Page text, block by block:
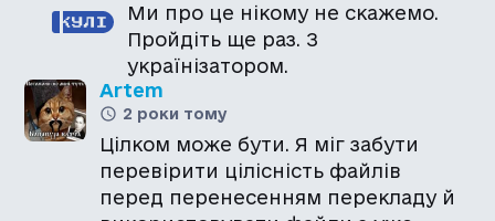
Ми про це нікому не скажемо.
Пройдіть ще раз. З
українізатором.
Artem
2 роки тому
Цілком може бути. Я міг забути
перевірити цілісність файлів
перед перенесенням перекладу й